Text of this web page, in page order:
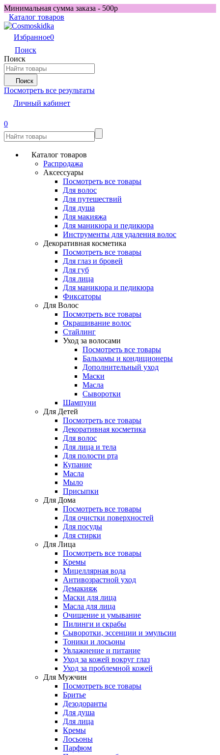
Минимальная сумма заказа - 500р
Каталог товаров
Избранное0
Поиск
Поиск
Поиск
Посмотреть все результаты
Личный кабинет
0
Каталог товаров
Распродажа
Аксессуары
Посмотреть все товары
Для волос
Для путешествий
Для душа
Для макияжа
Для маникюра и педикюра
Инструменты для удаления волос
Декоративная косметика
Посмотреть все товары
Для глаз и бровей
Для губ
Для лица
Для маникюра и педикюра
Фиксаторы
Для Волос
Посмотреть все товары
Окрашивание волос
Стайлинг
Уход за волосами
Посмотреть все товары
Бальзамы и кондиционеры
Дополнительный уход
Маски
Масла
Сыворотки
Шампуни
Для Детей
Посмотреть все товары
Декоративная косметика
Для волос
Для лица и тела
Для полости рта
Купание
Масла
Мыло
Присыпки
Для Дома
Посмотреть все товары
Для очистки поверхностей
Для посуды
Для стирки
Для Лица
Посмотреть все товары
Кремы
Мицеллярная вода
Антивозрастной уход
Демакияж
Маски для лица
Масла для лица
Очищение и умывание
Пилинги и скрабы
Сыворотки, эссенции и эмульсии
Тоники и лосьоны
Увлажнение и питание
Уход за кожей вокруг глаз
Уход за проблемной кожей
Для Мужчин
Посмотреть все товары
Бритье
Дезодоранты
Для душа
Для лица
Кремы
Лосьоны
Парфюм